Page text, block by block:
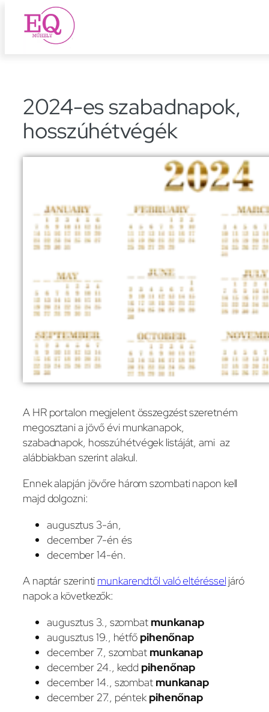
Ugrás
2024-es szabadnapok,
hosszúhétvégék
A HR portalon megjelent összegzést szeretném
megosztani a jövő évi munkanapok,
szabadnapok, hosszúhétvégek listáját, ami az
alábbiakban szerint alakul.
Ennek alapján jövőre három szombati napon kell
majd dolgozni:
augusztus 3-án,
december 7-én és
december 14-én.
A naptár szerinti munkarendtől való eltéréssel járó
napok a következők:
augusztus 3., szombat munkanap
augusztus 19., hétfő pihenőnap
december 7., szombat munkanap
december 24., kedd pihenőnap
december 14., szombat munkanap
december 27., péntek pihenőnap